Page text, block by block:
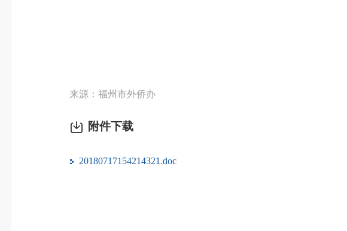
来源：福州市外侨办
附件下载
20180717154214321.doc